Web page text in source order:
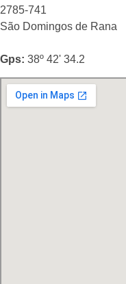
2785-741
São Domingos de Rana
Gps: 38º 42' 34.2